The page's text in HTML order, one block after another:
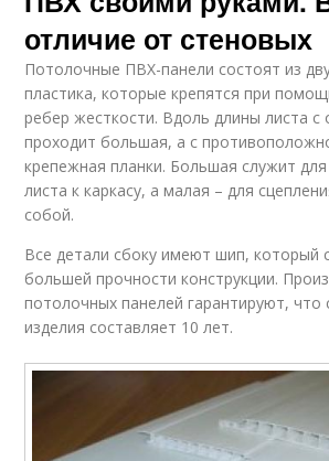
отличие от стеновых
Потолочные ПВХ-панели состоят из
пластика, которые крепятся при
ребер жесткости. Вдоль длины листа с
проходит большая, а с
крепежная планки. Большая служит
листа к каркасу, а малая – для
собой.
Все детали сбоку имеют шип, который
большей прочности конструкции.
потолочных панелей гарантируют, что
изделия составляет 10 лет.